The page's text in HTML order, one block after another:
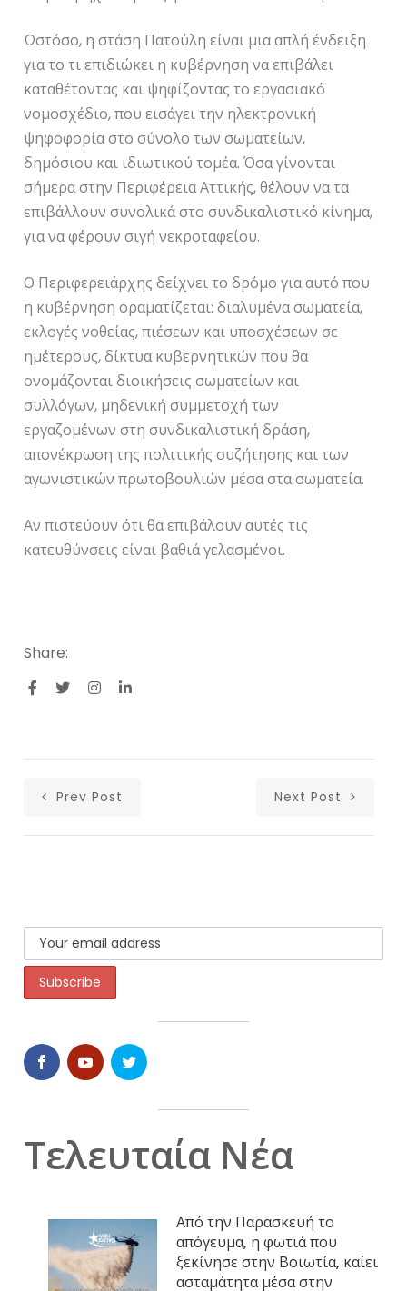
Ωστόσο, η στάση Πατούλη είναι μια απλή ένδειξη
για το τι επιδιώκει η κυβέρνηση να επιβάλει
καταθέτοντας και ψηφίζοντας το εργασιακό
νομοσχέδιο, που εισάγει την ηλεκτρονική
ψηφοφορία στο σύνολο των σωματείων,
δημόσιου και ιδιωτικού τομέα. Όσα γίνονται
σήμερα στην Περιφέρεια Αττικής, θέλουν να τα
επιβάλλουν συνολικά στο συνδικαλιστικό κίνημα,
για να φέρουν σιγή νεκροταφείου.
Ο Περιφερειάρχης δείχνει το δρόμο για αυτό που
η κυβέρνηση οραματίζεται: διαλυμένα σωματεία,
εκλογές νοθείας, πιέσεων και υποσχέσεων σε
ημέτερους, δίκτυα κυβερνητικών που θα
ονομάζονται διοικήσεις σωματείων και
συλλόγων, μηδενική συμμετοχή των
εργαζομένων στη συνδικαλιστική δράση,
απονέκρωση της πολιτικής συζήτησης και των
αγωνιστικών πρωτοβουλιών μέσα στα σωματεία.
Αν πιστεύουν ότι θα επιβάλουν αυτές τις
κατευθύνσεις είναι βαθιά γελασμένοι.
Share:
Prev Post Next Post
Τελευταία Νέα
Από την Παρασκευή το
απόγευμα, η φωτιά που
ξεκίνησε στην Βοιωτία, καίει
ασταμάτητα μέσα στην